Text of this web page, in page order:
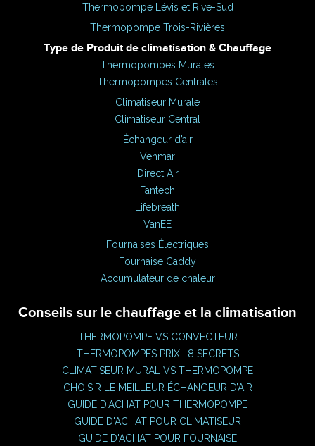
Thermopompe Lévis et Rive-Sud
Thermopompe Trois-Rivières
Type de Produit de climatisation & Chauffage
Thermopompes Murales
Thermopompes Centrales
Climatiseur Murale
Climatiseur Central
Échangeur d’air
Venmar
Direct Air
Fantech
Lifebreath
VanEE
Fournaises Électriques
Fournaise Caddy
Accumulateur de chaleur
Conseils sur le chauffage et la climatisation
THERMOPOMPE VS CONVECTEUR
THERMOPOMPES PRIX : 8 SECRETS
CLIMATISEUR MURAL VS THERMOPOMPE
CHOISIR LE MEILLEUR ÉCHANGEUR D’AIR
GUIDE D'ACHAT POUR THERMOPOMPE
GUIDE D'ACHAT POUR CLIMATISEUR
GUIDE D'ACHAT POUR FOURNAISE